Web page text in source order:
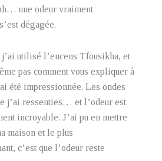
une odeur vraiment
dégagée.
j’ai utilisé l’encens Tfousikha, et
pas comment vous expliquer à
été impressionnée. Les ondes
j’ai ressenties… et l’odeur est
incroyable. J’ai pu en mettre
maison et le plus
c’est que l’odeur reste